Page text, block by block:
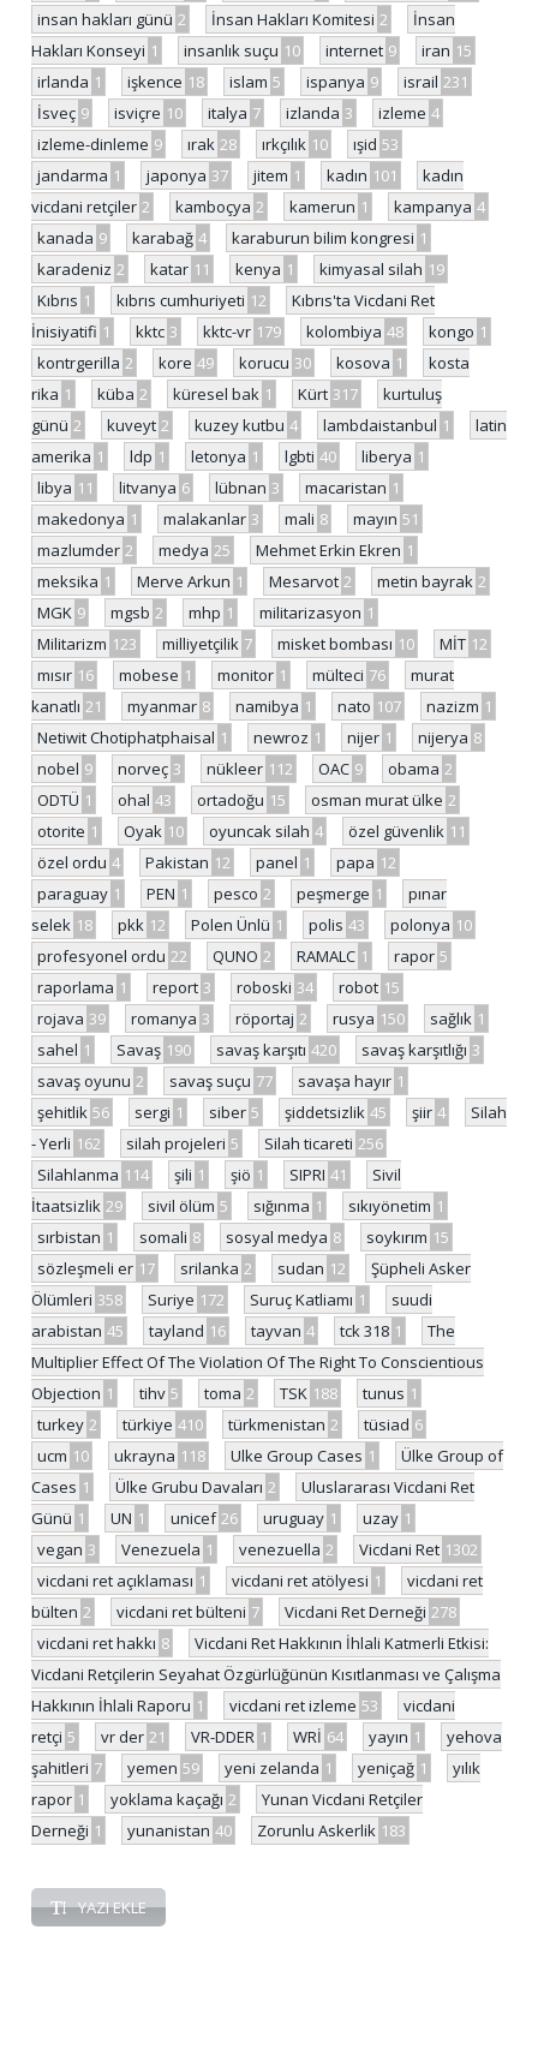
insan hakları günü 2 İnsan Hakları Komitesi 2
İnsan
Hakları Konseyi 1 insanlık suçu 10 internet 9 iran 15
irlanda 1 işkence 18 islam 5 ispanya 9 israil 231
İsveç 9 isviçre 10 italya 7 izlanda 3 izleme 4
izleme-dinleme 9 ırak 28 ırkçılık 10 ışid 53
jandarma 1 japonya 37 jitem 1 kadın 101
kadın
vicdani retçiler 2 kamboçya 2 kamerun 1 kampanya 4
kanada 9 karabağ 4 karaburun bilim kongresi 1
karadeniz 2 katar 11 kenya 1 kimyasal silah 19
Kıbrıs 1 kıbrıs cumhuriyeti 12
Kıbrıs'ta Vicdani Ret
İnisiyatifi 1 kktc 3 kktc-vr 179 kolombiya 48 kongo 1
kontrgerilla 2 kore 49 korucu 30 kosova 1
kosta
rika 1 küba 2 küresel bak 1 Kürt 317
kurtuluş
günü 2 kuveyt 2 kuzey kutbu 4 lambdaistanbul 1
latin
amerika 1 ldp 1 letonya 1 lgbti 40 liberya 1
libya 11 litvanya 6 lübnan 3 macaristan 1
makedonya 1 malakanlar 3 mali 8 mayın 51
mazlumder 2 medya 25 Mehmet Erkin Ekren 1
meksika 1 Merve Arkun 1 Mesarvot 2 metin bayrak 2
MGK 9 mgsb 2 mhp 1 militarizasyon 1
Militarizm 123 milliyetçilik 7 misket bombası 10 MİT 12
mısır 16 mobese 1 monitor 1 mülteci 76
murat
kanatlı 21 myanmar 8 namibya 1 nato 107 nazizm 1
Netiwit Chotiphatphaisal 1 newroz 1 nijer 1 nijerya 8
nobel 9 norveç 3 nükleer 112 OAC 9 obama 2
ODTÜ 1 ohal 43 ortadoğu 15 osman murat ülke 2
otorite 1 Oyak 10 oyuncak silah 4 özel güvenlik 11
özel ordu 4 Pakistan 12 panel 1 papa 12
paraguay 1 PEN 1 pesco 2 peşmerge 1
pınar
selek 18 pkk 12 Polen Ünlü 1 polis 43 polonya 10
profesyonel ordu 22 QUNO 2 RAMALC 1 rapor 5
raporlama 1 report 3 roboski 34 robot 15
rojava 39 romanya 3 röportaj 2 rusya 150 sağlık 1
sahel 1 Savaş 190 savaş karşıtı 420 savaş karşıtlığı 3
savaş oyunu 2 savaş suçu 77 savaşa hayır 1
şehitlik 56 sergi 1 siber 5 şiddetsizlik 45 şiir 4
Silah
- Yerli 162 silah projeleri 5 Silah ticareti 256
Silahlanma 114 şili 1 şiö 1 SIPRI 41
Sivil
İtaatsizlik 29 sivil ölüm 5 sığınma 1 sıkıyönetim 1
sırbistan 1 somali 8 sosyal medya 8 soykırım 15
sözleşmeli er 17 srilanka 2 sudan 12
Şüpheli Asker
Ölümleri 358 Suriye 172 Suruç Katliamı 1
suudi
arabistan 45 tayland 16 tayvan 4 tck 318 1
The
Multiplier Effect Of The Violation Of The Right To Conscientious
Objection 1 tihv 5 toma 2 TSK 188 tunus 1
turkey 2 türkiye 410 türkmenistan 2 tüsiad 6
ucm 10 ukrayna 118 Ulke Group Cases 1
Ülke Group of
Cases 1 Ülke Grubu Davaları 2
Uluslararası Vicdani Ret
Günü 1 UN 1 unicef 26 uruguay 1 uzay 1
vegan 3 Venezuela 1 venezuella 2 Vicdani Ret 1302
vicdani ret açıklaması 1 vicdani ret atölyesi 1
vicdani ret
bülten 2 vicdani ret bülteni 7 Vicdani Ret Derneği 278
vicdani ret hakkı 8
Vicdani Ret Hakkının İhlali Katmerli Etkisi:
Vicdani Retçilerin Seyahat Özgürlüğünün Kısıtlanması ve Çalışma
Hakkının İhlali Raporu 1 vicdani ret izleme 53
vicdani
retçi 5 vr der 21 VR-DDER 1 WRİ 64 yayın 1
yehova
şahitleri 7 yemen 59 yeni zelanda 1 yeniçağ 1
yılık
rapor 1 yoklama kaçağı 2
Yunan Vicdani Retçiler
Derneği 1 yunanistan 40 Zorunlu Askerlik 183
YAZI EKLE